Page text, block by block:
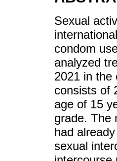
Sexual
condom
analyzed
2021 in the
consists of
age of 15
grade. The
had
sexual